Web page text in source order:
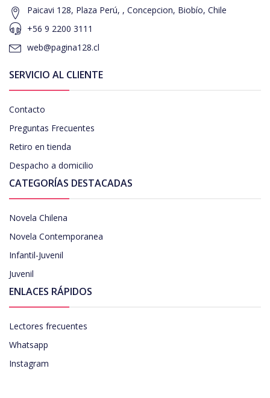
Paicavi 128, Plaza Perú, , Concepcion, Biobío, Chile
+56 9 2200 3111
web@pagina128.cl
SERVICIO AL CLIENTE
Contacto
Preguntas Frecuentes
Retiro en tienda
Despacho a domicilio
CATEGORÍAS DESTACADAS
Novela Chilena
Novela Contemporanea
Infantil-Juvenil
Juvenil
ENLACES RÁPIDOS
Lectores frecuentes
Whatsapp
Instagram